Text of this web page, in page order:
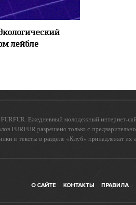
лейбле
Ежедневный молодежный интернет-
FURFUR разрешено только с
и тексты в разделе «Клуб» принадлежат их
О САЙТЕ КОНТАКТЫ ПРАВИЛА